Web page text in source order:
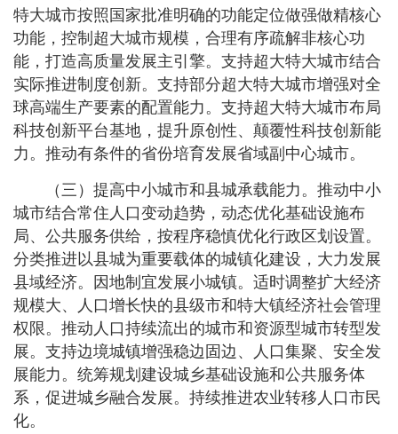
特大城市按照国家批准明确的功能定位做强做精核心
功能，控制超大城市规模，合理有序疏解非核心功
能，打造高质量发展主引擎。支持超大特大城市结合
实际推进制度创新。支持部分超大特大城市增强对全
球高端生产要素的配置能力。支持超大特大城市布局
科技创新平台基地，提升原创性、颠覆性科技创新能
力。推动有条件的省份培育发展省域副中心城市。
（三）提高中小城市和县城承载能力。推动中小
城市结合常住人口变动趋势，动态优化基础设施布
局、公共服务供给，按程序稳慎优化行政区划设置。
分类推进以县城为重要载体的城镇化建设，大力发展
县域经济。因地制宜发展小城镇。适时调整扩大经济
规模大、人口增长快的县级市和特大镇经济社会管理
权限。推动人口持续流出的城市和资源型城市转型发
展。支持边境城镇增强稳边固边、人口集聚、安全发
展能力。统筹规划建设城乡基础设施和公共服务体
系，促进城乡融合发展。持续推进农业转移人口市民
化。